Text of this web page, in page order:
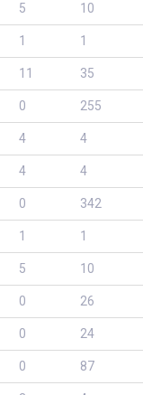
5 10
1 1
11 35
0 255
4 4
4 4
0 342
1 1
5 10
0 26
0 24
0 87